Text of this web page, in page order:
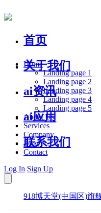
首页
关于我们
ai资讯
ai应用
联系我们
Home
Landing page 1
Landing page 2
Landing page 3
Landing page 4
Landing page 5
About Us
Services
Company
Blog
Contact
Log In Sign Up
918博天堂(中国区)旗